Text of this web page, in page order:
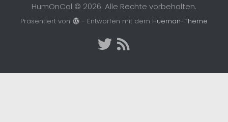
HumOnCal © 2026. Alle Rechte vorbehalten.
Präsentiert von - Entworfen mit dem Hueman-Theme